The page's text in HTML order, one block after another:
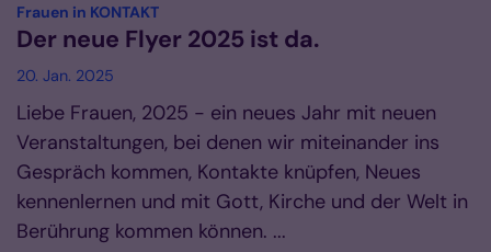
Frauen in KONTAKT:
Der neue Flyer 2025 ist da.
20. Jan. 2025
Liebe Frauen, 2025 - ein neues Jahr mit neuen
Veranstaltungen, bei denen wir miteinander ins
Gespräch kommen, Kontakte knüpfen, Neues
kennenlernen und mit Gott, Kirche und der Welt in
Berührung kommen können. ...